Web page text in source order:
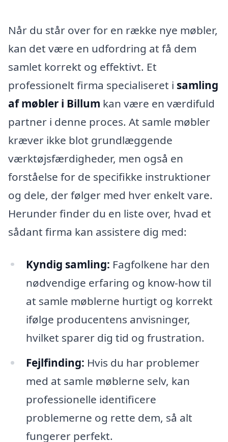
Når du står over for en række nye møbler,
kan det være en udfordring at få dem
samlet korrekt og effektivt. Et
professionelt firma specialiseret i samling
af møbler i Billum kan være en værdifuld
partner i denne proces. At samle møbler
kræver ikke blot grundlæggende
værktøjsfærdigheder, men også en
forståelse for de specifikke instruktioner
og dele, der følger med hver enkelt vare.
Herunder finder du en liste over, hvad et
sådant firma kan assistere dig med:
Kyndig samling: Fagfolkene har den
nødvendige erfaring og know-how til
at samle møblerne hurtigt og korrekt
ifølge producentens anvisninger,
hvilket sparer dig tid og frustration.
Fejlfinding: Hvis du har problemer
med at samle møblerne selv, kan
professionelle identificere
problemerne og rette dem, så alt
fungerer perfekt.